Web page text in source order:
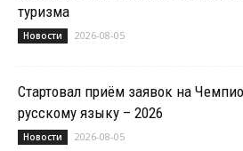
туризма
Новости 2026-08-05
Стартовал приём заявок на
русскому языку – 2026
Новости 2026-08-05